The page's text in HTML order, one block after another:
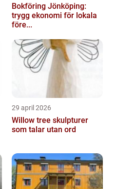
Bokföring Jönköping:
trygg ekonomi för lokala
före...
29 april 2026
Willow tree skulpturer
som talar utan ord